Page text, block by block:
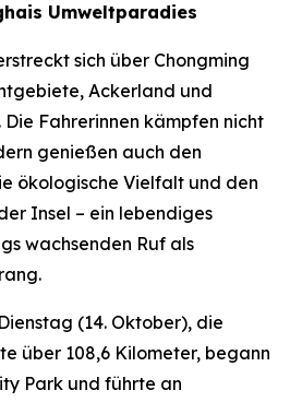
Umweltparadies
sich über Chongming
Ackerland und
Fahrerinnen kämpfen nicht
genießen auch den
ökologische Vielfalt und den
Insel – ein lebendiges
wachsenden Ruf als
(14. Oktober), die
über 108,6 Kilometer, begann
Park und führte an